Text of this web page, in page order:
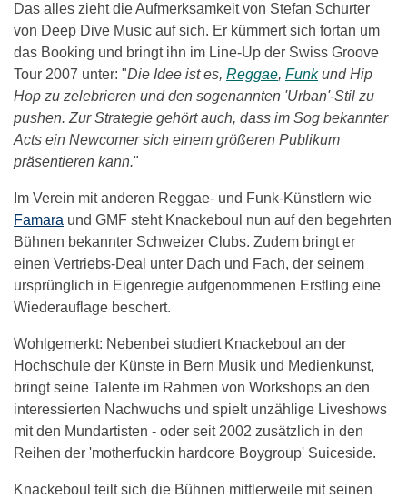
Das alles zieht die Aufmerksamkeit von Stefan Schurter
von Deep Dive Music auf sich. Er kümmert sich fortan um
das Booking und bringt ihn im Line-Up der Swiss Groove
Tour 2007 unter: "Die Idee ist es, Reggae, Funkund Hip
Hop zu zelebrieren und den sogenannten 'Urban'-Stil zu
pushen. Zur Strategie gehört auch, dass im Sog bekannter
Acts ein Newcomer sich einem größeren Publikum
präsentieren kann."
Im Verein mit anderen Reggae- und Funk-Künstlern wie
Famara und GMF steht Knackeboul nun auf den begehrten
Bühnen bekannter Schweizer Clubs. Zudem bringt er
einen Vertriebs-Deal unter Dach und Fach, der seinem
ursprünglich in Eigenregie aufgenommenen Erstling eine
Wiederauflage beschert.
Wohlgemerkt: Nebenbei studiert Knackeboul an der
Hochschule der Künste in Bern Musik und Medienkunst,
bringt seine Talente im Rahmen von Workshops an den
interessierten Nachwuchs und spielt unzählige Liveshows
mit den Mundartisten - oder seit 2002 zusätzlich in den
Reihen der 'motherfuckin hardcore Boygroup' Suiceside.
Knackeboul teilt sich die Bühnen mittlerweile mit seinen